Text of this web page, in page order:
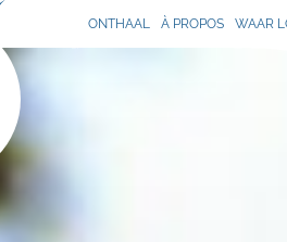
ONTHAAL À PROPOS WAAR